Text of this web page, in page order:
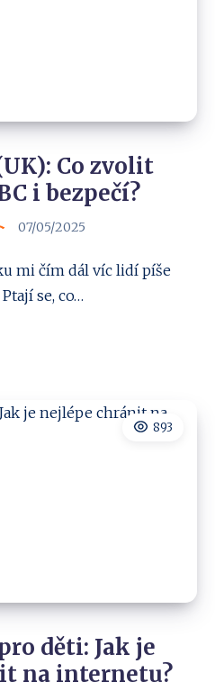
Co zvolit
i bezpečí?
07/05/2025
mi čím dál víc lidí píše
se, co…
893
děti: Jak je
na internetu?